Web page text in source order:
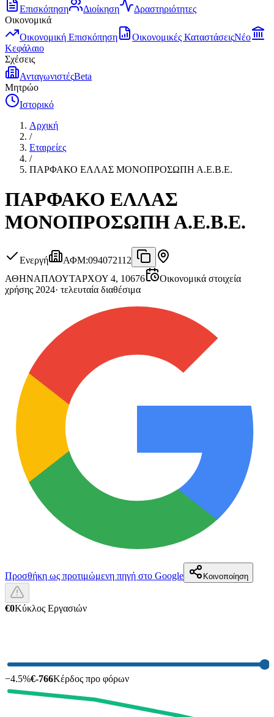
Επισκόπηση
Διοίκηση
Δραστηριότητες
Οικονομικά
Οικονομική Επισκόπηση
Οικονομικές ΚαταστάσειςΝέο
Κεφάλαιο
Σχέσεις
ΑνταγωνιστέςBeta
Μητρώο
Ιστορικό
Αρχική
/
Εταιρείες
/
ΠΑΡΦΑΚΟ ΕΛΛΑΣ ΜΟΝΟΠΡΟΣΩΠΗ Α.Ε.Β.Ε.
ΠΑΡΦΑΚΟ ΕΛΛΑΣ
ΜΟΝΟΠΡΟΣΩΠΗ Α.Ε.Β.Ε.
Ενεργή ΑΦΜ:094072112
ΑΘΗΝΑΠΛΟΥΤΑΡΧΟΥ 4, 10676
Οικονομικά στοιχεία
χρήσης 2024· τελευταία διαθέσιμα
Προσθήκη ως προτιμώμενη πηγή στο Google Κοινοποίηση
€0Κύκλος Εργασιών
−4.5%€-766Κέρδος προ φόρων